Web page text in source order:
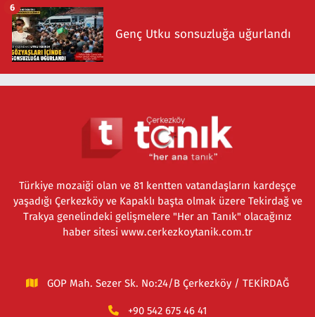
Genç Utku sonsuzluğa uğurlandı
6
Türkiye mozaiği olan ve 81 kentten vatandaşların kardeşçe
yaşadığı Çerkezköy ve Kapaklı başta olmak üzere Tekirdağ ve
Trakya genelindeki gelişmelere "Her an Tanık" olacağınız
haber sitesi www.cerkezkoytanik.com.tr
GOP Mah. Sezer Sk. No:24/B Çerkezköy / TEKİRDAĞ
+90 542 675 46 41